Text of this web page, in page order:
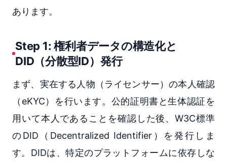
あります。
Step 1: 権利者データの構造化と
DID（分散型ID）発行
まず、実在する人物（ライセンサー）の本人確認
（eKYC）を行います。公的証明書と生体認証を
用いて本人であることを確認した後、W3C標準
のDID（Decentralized Identifier）を発行しま
す。DIDは、特定のプラットフォームに依存しな